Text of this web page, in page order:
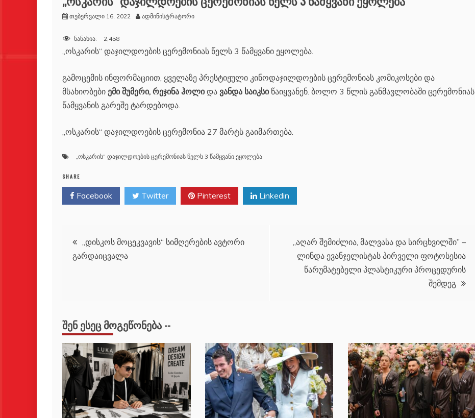
თებერვალი 16, 2022 ადმინისტრატორი
ნანახია: 2,458
„ოსკარის“ დაჯილდოების ცერემონიას წელს 3 წამყვანი ეყოლება.
გამოცემის ინფორმაციით, ყველაზე პრესტიჟული კინოდაჯილდოების ცერემონიას კომიკოსები და
მსახიობები ემი შუმერი, რეჯინა ჰოლიდა ვანდა საიკსიწაიყვანენ. ბოლო 3 წლის განმავლობაში ცერემონიას
წამყვანის გარეშე ტარდებოდა.
„ოსკარის“ დაჯილდოების ცერემონია 27 მარტს გაიმართება.
„ოსკარის“ დაჯილდოების ცერემონიას წელს 3 წამყვანი ეყოლება
SHARE
Facebook Twitter Pinterest Linkedin
პოსტის
ნავიგაცია
„დისკოს მოცეკვავის“ სიმღერების ავტორი
გარდაიცვალა
,,აღარ შემიძლია, მალვასა და სირცხვილში” –
ლინდა ევანჯელისტას პირველი ფოტოსესია
წარუმატებელი პლასტიკური პროცედურის
შემდეგ
ᲨᲔᲜ ᲔᲡᲔᲪ ᲛᲝᲒᲔᲬᲝᲜᲔᲑᲐ --